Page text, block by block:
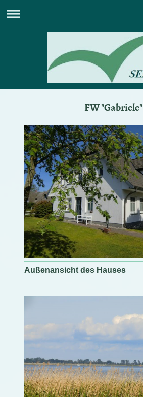
FW "Gabriele"
Außenansicht des Hauses